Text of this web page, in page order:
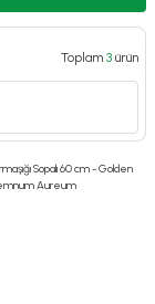
Toplam 3 ürün